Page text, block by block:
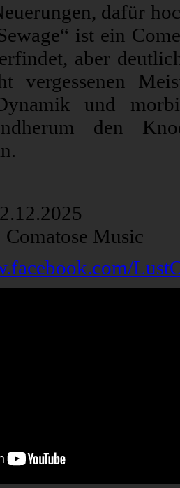
dafür
ist ein
aber
vergessenen
und
den
Music